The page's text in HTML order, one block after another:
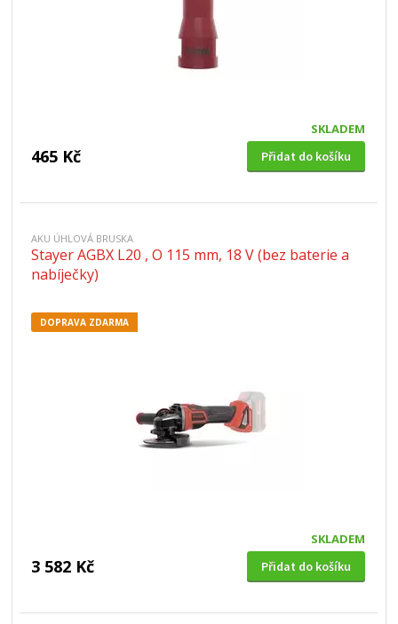
SKLADEM
465 Kč Přidat do košíku
AKU ÚHLOVÁ BRUSKA
Stayer AGBX L20 , O 115 mm, 18 V (bez baterie a
nabíječky)
DOPRAVA ZDARMA
SKLADEM
3 582 Kč Přidat do košíku